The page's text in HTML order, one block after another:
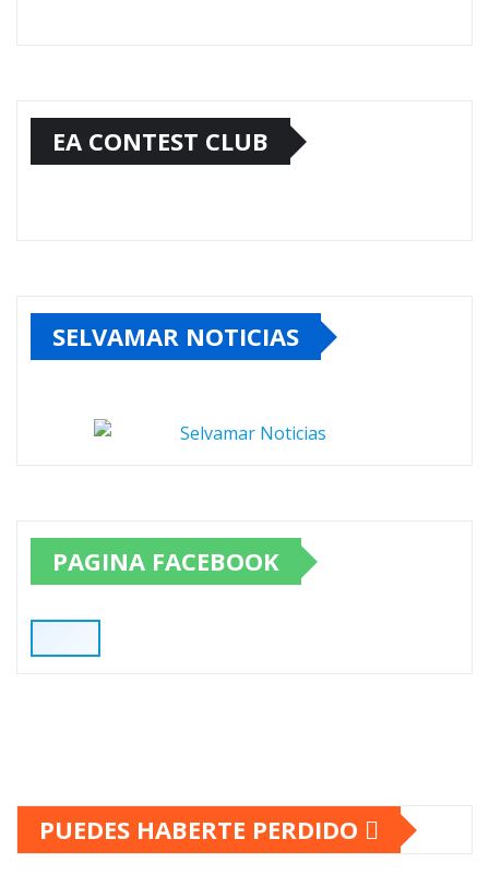
EA CONTEST CLUB
SELVAMAR NOTICIAS
PAGINA FACEBOOK
PUEDES HABERTE PERDIDO